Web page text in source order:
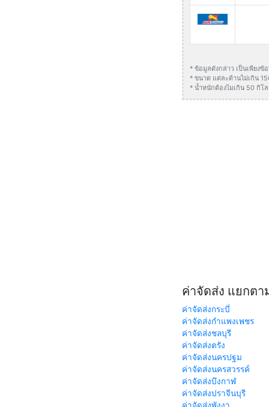
* ข้อมูลดังกล่าว เป็นเพียง
* ขนาด แต่ละด้านไม่เกิน
* น้ำหนักต้องไมเกิน 50 กิโ
ค่าจัดส่ง แยกตา
ค่าจัดส่งกระบี่
ค่าจัดส่งกำแพงเพชร
ค่าจัดส่งชลบุรี
ค่าจัดส่งตรัง
ค่าจัดส่งนครปฐม
ค่าจัดส่งนครสวรรค์
ค่าจัดส่งบึงกาฬ
ค่าจัดส่งปราจีนบุรี